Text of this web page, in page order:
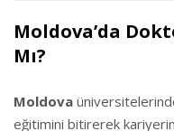
Moldova’da
Mı?
Moldova
eğitimini bitirerek